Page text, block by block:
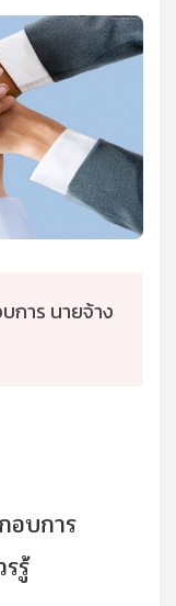
การ นายจ้าง
อบการ
รู้